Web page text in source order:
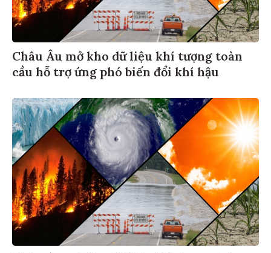
Châu Âu mở kho dữ liệu khí tượng toàn
cầu hỗ trợ ứng phó biến đổi khí hậu